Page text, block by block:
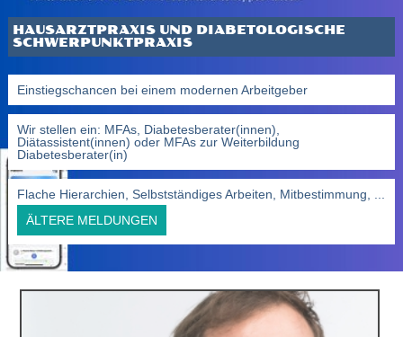
HAUSARZTPRAXIS UND DIABETOLOGISCHE
SCHWERPUNKTPRAXIS
Einstiegschancen bei einem modernen Arbeitgeber
Wir stellen ein: MFAs, Diabetesberater(innen),
Diätassistent(innen) oder MFAs zur Weiterbildung
Diabetesberater(in)
Flache Hierarchien, Selbstständiges Arbeiten, Mitbestimmung, ...
ÄLTERE MELDUNGEN